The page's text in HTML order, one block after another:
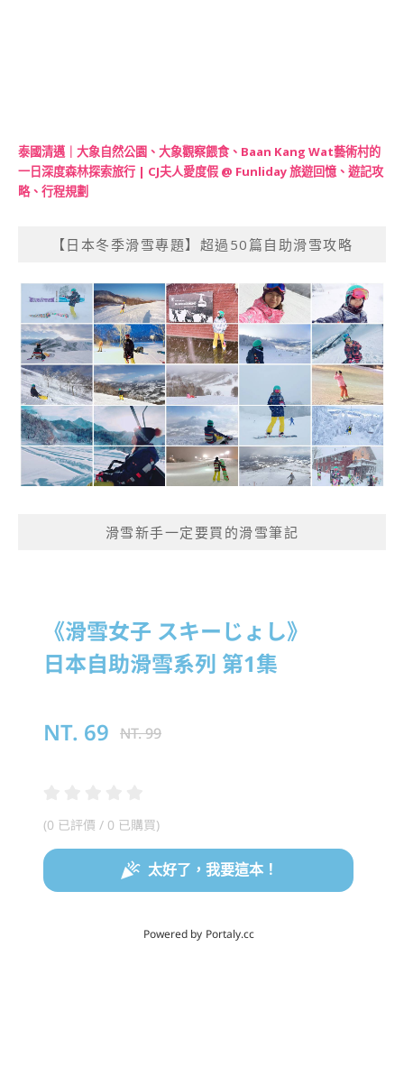
泰國清邁｜大象自然公園、大象觀察餵食、Baan Kang Wat藝術村的
一日深度森林探索旅行 | CJ夫人愛度假 @ Funliday 旅遊回憶、遊記攻
略、行程規劃
【日本冬季滑雪專題】超過50篇自助滑雪攻略
滑雪新手一定要買的滑雪筆記